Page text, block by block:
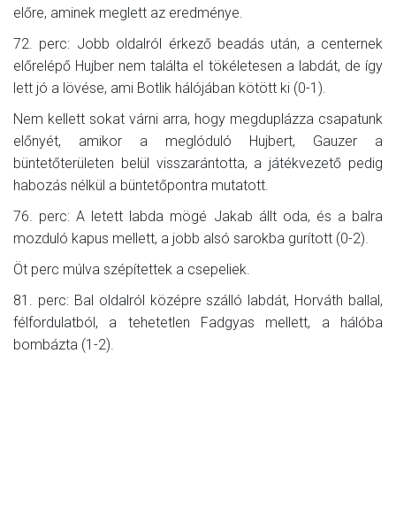
előre, aminek meglett az eredménye.
72. perc: Jobb oldalról érkező beadás után, a centernek
előrelépő Hujber nem találta el tökéletesen a labdát, de így
lett jó a lövése, ami Botlik hálójában kötött ki (0-1).
Nem kellett sokat várni arra, hogy megduplázza csapatunk
előnyét, amikor a meglóduló Hujbert, Gauzer a
büntetőterületen belül visszarántotta, a játékvezető pedig
habozás nélkül a büntetőpontra mutatott.
76. perc: A letett labda mögé Jakab állt oda, és a balra
mozduló kapus mellett, a jobb alsó sarokba gurított (0-2).
Öt perc múlva szépítettek a csepeliek.
81. perc: Bal oldalról középre szálló labdát, Horváth ballal,
félfordulatból, a tehetetlen Fadgyas mellett, a hálóba
bombázta (1-2).